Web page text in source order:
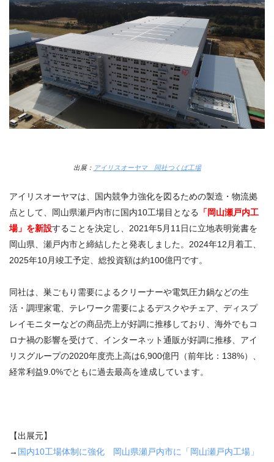
出展： アイリスオーヤマ 同社つくば工場
アイリスオーヤマは、国内競争力強化を図るための製造・物流拠
点として、岡山県瀬戸内市に国内10工場目となる
「岡山瀬戸内工
場」を新設することを決定し、2021年5月11日に立地表明覚書を
岡山県、瀬戸内市と締結したと発表しました。2024年12月着工、
2025年10月竣工予定、総投資額は約100億円です。
同社は、巣ごもり需要によるクリーナーや電気圧力鍋などの生
活・調理家電、テレワーク需要によるデスクやチェア、ディスプ
レイモニターなどの商品売上が好調に推移しており、海外でもコ
ロナ禍の影響を受けて、インターネット通販が好調に推移、アイ
リスグループの2020年度売上高は6,900億円（前年比：138%）、
経常利益9.0%でともに過去最高を達成しています。
【出展元】
→ 国内10工場体制に強化 岡山県瀬戸内市に「岡山瀬戸内工場」